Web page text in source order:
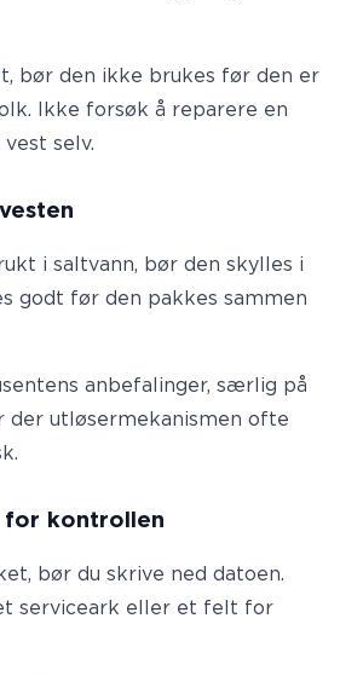
bør den ikke brukes før den er
Ikke forsøk å reparere en
selv.
i saltvann, bør den skylles i
godt før den pakkes sammen
anbefalinger, særlig på
der utløsermekanismen ofte
for kontrollen
bør du skrive ned datoen.
serviceark eller et felt for